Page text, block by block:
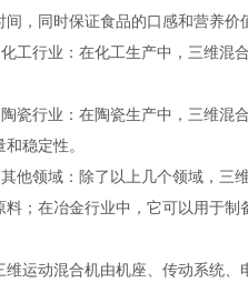
间，同时保证食品的口感和营养价
行业：在化工生产中，三维混合
行业：在陶瓷生产中，三维混合
和稳定性。
领域：除了以上几个领域，三维
料；在冶金行业中，它可以用于制
动混合机由机座、传动系统、